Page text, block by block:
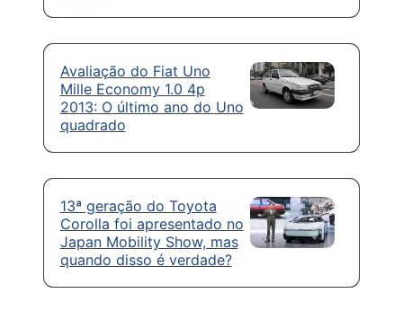
Avaliação do Fiat Uno
Mille Economy 1.0 4p
2013: O último ano do Uno
quadrado
13ª geração do Toyota
Corolla foi apresentado no
Japan Mobility Show, mas
quando disso é verdade?